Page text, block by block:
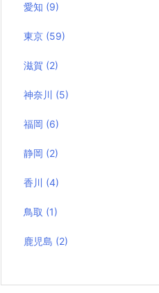
愛知 (9)
東京 (59)
滋賀 (2)
神奈川 (5)
福岡 (6)
静岡 (2)
香川 (4)
鳥取 (1)
鹿児島 (2)